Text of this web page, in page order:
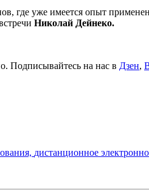
где уже имеется опыт
Николай Дейнеко.
Подписывайтесь на нас в Дзен,
дистанционное